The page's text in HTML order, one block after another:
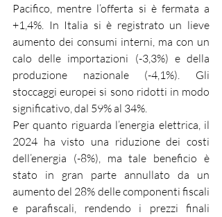
Pacifico, mentre l’offerta si è fermata a
+1,4%. In Italia si è registrato un lieve
aumento dei consumi interni, ma con un
calo delle importazioni (-3,3%) e della
produzione nazionale (-4,1%). Gli
stoccaggi europei si sono ridotti in modo
significativo, dal 59% al 34%.
Per quanto riguarda l’energia elettrica, il
2024 ha visto una riduzione dei costi
dell’energia (-8%), ma tale beneficio è
stato in gran parte annullato da un
aumento del 28% delle componenti fiscali
e parafiscali, rendendo i prezzi finali